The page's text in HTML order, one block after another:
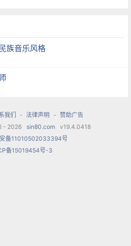
作，还是引起了听众们的好
斯基的《火鸟组曲》后，看
，汤沐海又 让乐队演奏了优
会推向了高潮。特派记者 杨
)
族音乐风格
我们 - 法律声明 - 赞助广告
- 2026
sin80.com
v19.4.0418
备11010502033394号
备15019454号-3